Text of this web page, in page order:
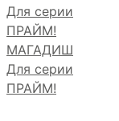
МАГАДИШ
Для серии
ПРАЙМ!